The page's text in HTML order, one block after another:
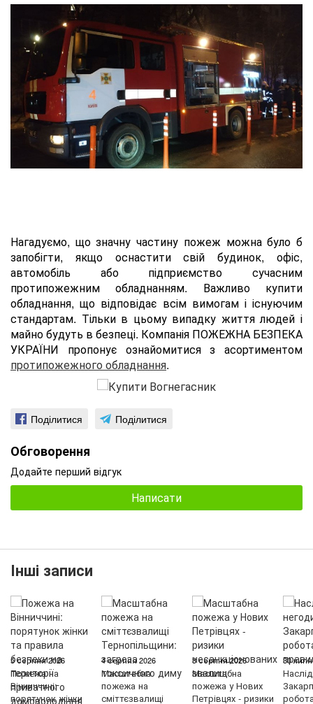
Нагадуємо, що значну частину пожеж можна було б
запобігти, якщо оснастити свій будинок, офіс,
автомобіль або підприємство сучасним
протипожежним обладнанням. Важливо купити
обладнання, що відповідає всім вимогам і існуючим
стандартам. Тільки в цьому випадку життя людей і
майно будуть в безпеці. Компанія ПОЖЕЖНА БЕЗПЕКА
УКРАЇНИ пропонує ознайомитися з асортиментом
протипожежного обладнання.
Поділитися Поділитися
Обговорення
Додайте перший відгук
Написати
Інші записи
5 серпня 2026
Пожежа на
Вінниччині:
порятунок жінки
4 серпня 2026
Масштабна
пожежа на
сміттєзвалищі
3 серпня 2026
Масштабна
пожежа у Нових
Петрівцях - ризики
30